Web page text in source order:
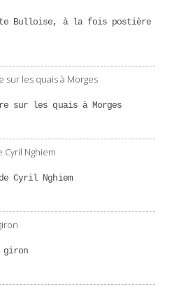
Bulloise, à la fois postière
sur les quais à Morges
Cyril Nghiem
giron